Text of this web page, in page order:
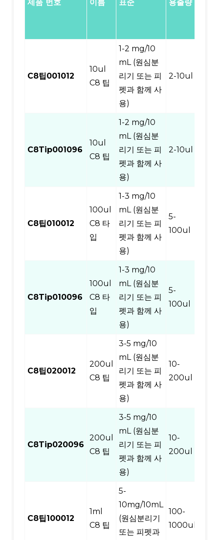
제품 번호 이름 표준 용출량
C8팁001012
10ul
C8 팁
1-2 mg/10
mL (원심분
리기 또는 피
펫과 함께 사
용)
2-10ul
C8Tip001096
10ul
C8 팁
1-2 mg/10
mL (원심분
리기 또는 피
펫과 함께 사
용)
2-10ul
C8팁010012
100ul
C8 타
입
1-3 mg/10
mL (원심분
리기 또는 피
펫과 함께 사
용)
5-
100ul
C8Tip010096
100ul
C8 타
입
1-3 mg/10
mL (원심분
리기 또는 피
펫과 함께 사
용)
5-
100ul
C8팁020012
200ul
C8 팁
3-5 mg/10
mL (원심분
리기 또는 피
펫과 함께 사
용)
10-
200ul
C8Tip020096
200ul
C8 팁
3-5 mg/10
mL (원심분
리기 또는 피
펫과 함께 사
용)
10-
200ul
C8팁100012
1ml
C8 팁
5-
10mg/10mL
(원심분리기
또는 피펫과
100-
1000ul